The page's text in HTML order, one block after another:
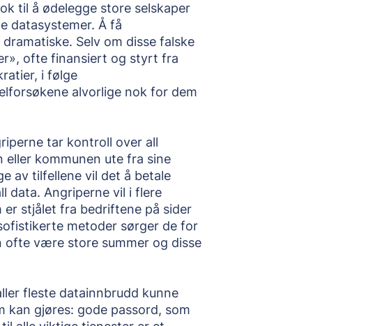
til å ødelegge store selskaper
datasystemer. Å få
Selv om disse falske
ofte finansiert og styrt fra
i følge
alvorlige nok for dem
tar kontroll over all
kommunen ute fra sine
av tilfellene vil det å betale
data. Angriperne vil i flere
er stjålet fra bedriftene på sider
metoder sørger de for
være store summer og disse
fleste datainnbrudd kunne
gjøres: gode passord, som